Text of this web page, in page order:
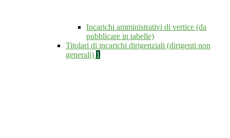
Incarichi amministrativi di vertice (da
pubblicare in tabelle)
Titolari di incarichi dirigenziali (dirigenti non
generali) 1